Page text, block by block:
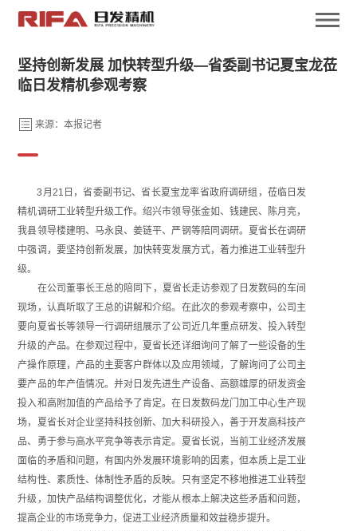
坚持创新发展 加快转型升级—省委副书记夏宝龙莅
临日发精机参观考察
来源：本报记者
3月21日，省委副书记、省长夏宝龙率省政府调研组，莅临日发
精机调研工业转型升级工作。绍兴市领导张金如、钱建民、陈月亮，
我县领导楼建明、马永良、姜链平、严钢等陪同调研。夏省长在调研
中强调，要坚持创新发展，加快转变发展方式，着力推进工业转型升
级。
在公司董事长王总的陪同下，夏省长走访参观了日发数码的车间
现场，认真听取了王总的讲解和介绍。在此次的参观考察中，公司主
要向夏省长等领导一行调研组展示了公司近几年重点研发、投入转型
升级的产品。在参观过程中，夏省长还详细询问了解了一些设备的生
产操作原理，产品的主要客户群体以及应用领域，了解询问了公司主
要产品的年产值情况。并对日发先进生产设备、高额雄厚的研发资金
投入和高附加值的产品给予了肯定。在日发数码龙门加工中心生产现
场，夏省长对企业坚持科技创新、加大科研投入，善于开发高科技产
品、勇于参与高水平竞争等表示肯定。夏省长说，当前工业经济发展
面临的矛盾和问题，有国内外发展环境影响的因素，但本质上是工业
结构性、素质性、体制性矛盾的反映。只有坚定不移地推进工业转型
升级，加快产品结构调整优化，才能从根本上解决这些矛盾和问题，
提高企业的市场竞争力，促进工业经济质量和效益稳步提升。